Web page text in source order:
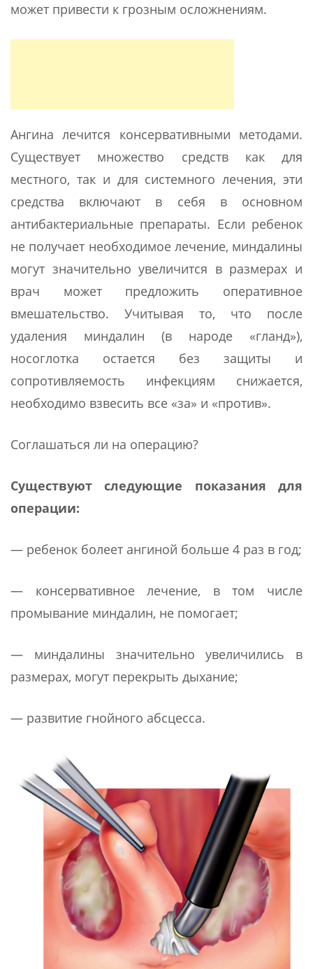
может привести к грозным осложнениям.
Ангина лечится консервативными методами.
Существует множество средств как для
местного, так и для системного лечения, эти
средства включают в себя в основном
антибактериальные препараты. Если ребенок
не получает необходимое лечение, миндалины
могут значительно увеличится в размерах и
врач может предложить оперативное
вмешательство. Учитывая то, что после
удаления миндалин (в народе «гланд»),
носоглотка остается без защиты и
сопротивляемость инфекциям снижается,
необходимо взвесить все «за» и «против».
Соглашаться ли на операцию?
Существуют следующие показания для
операции:
— ребенок болеет ангиной больше 4 раз в год;
— консервативное лечение, в том числе
промывание миндалин, не помогает;
— миндалины значительно увеличились в
размерах, могут перекрыть дыхание;
— развитие гнойного абсцесса.